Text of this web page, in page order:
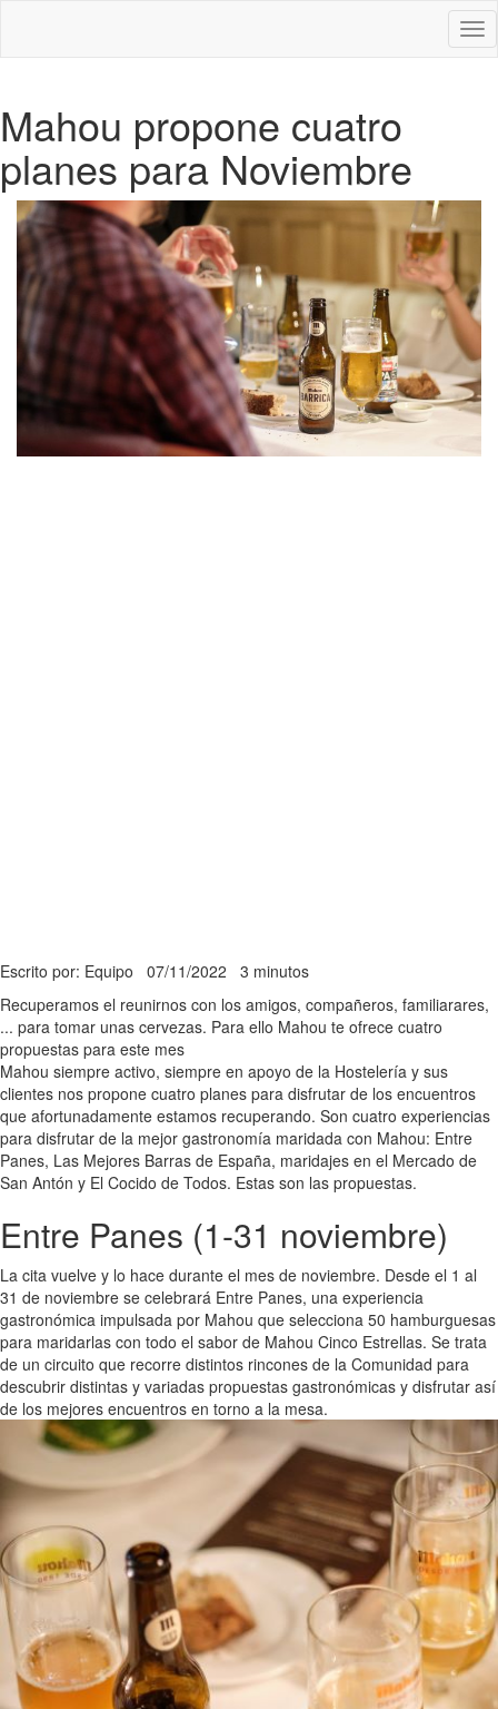
Mahou propone cuatro
planes para Noviembre
Escrito por: Equipo 07/11/2022 3 minutos
Recuperamos el reunirnos con los amigos, compañeros, familiarares,
... para tomar unas cervezas. Para ello Mahou te ofrece cuatro
propuestas para este mes
Mahou siempre activo, siempre en apoyo de la Hostelería y sus
clientes nos propone cuatro planes para disfrutar de los encuentros
que afortunadamente estamos recuperando. Son cuatro experiencias
para disfrutar de la mejor gastronomía maridada con Mahou: Entre
Panes, Las Mejores Barras de España, maridajes en el Mercado de
San Antón y El Cocido de Todos. Estas son las propuestas.
Entre Panes (1-31 noviembre)
La cita vuelve y lo hace durante el mes de noviembre. Desde el 1 al
31 de noviembre se celebrará Entre Panes, una experiencia
gastronómica impulsada por Mahou que selecciona 50 hamburguesas
para maridarlas con todo el sabor de Mahou Cinco Estrellas. Se trata
de un circuito que recorre distintos rincones de la Comunidad para
descubrir distintas y variadas propuestas gastronómicas y disfrutar así
de los mejores encuentros en torno a la mesa.